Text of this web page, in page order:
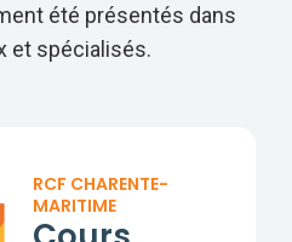
été présentés dans
et spécialisés.
RCF CHARENTE-
MARITIME